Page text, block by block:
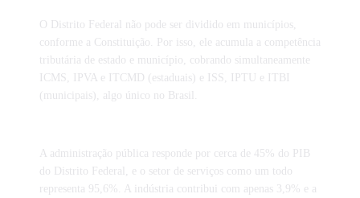
O Distrito Federal não pode ser dividido em municípios,
conforme a Constituição. Por isso, ele acumula a competência
tributária de estado e município, cobrando simultaneamente
ICMS, IPVA e ITCMD (estaduais) e ISS, IPTU e ITBI
(municipais), algo único no Brasil.
A administração pública responde por cerca de 45% do PIB
do Distrito Federal, e o setor de serviços como um todo
representa 95,6%. A indústria contribui com apenas 3,9% e a